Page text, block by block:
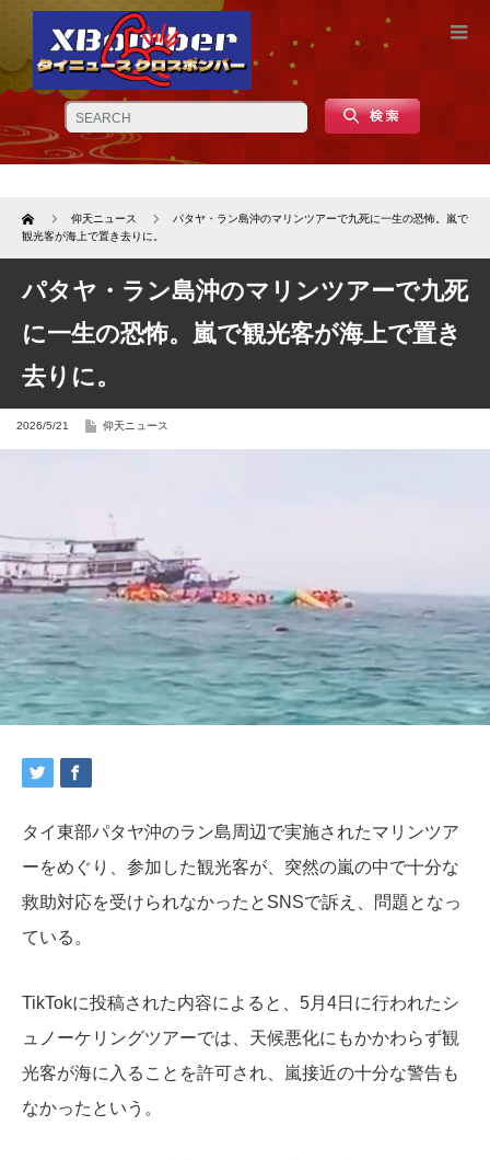
Home 仰天ニュース
パタヤ・ラン島沖のマリンツアーで九死に一生の恐怖。嵐で
観光客が海上で置き去りに。
パタヤ・ラン島沖のマリンツアーで九死
に一生の恐怖。嵐で観光客が海上で置き
去りに。
2026/5/21 仰天ニュース
タイ東部パタヤ沖のラン島周辺で実施されたマリンツア
ーをめぐり、参加した観光客が、突然の嵐の中で十分な
救助対応を受けられなかったとSNSで訴え、問題となっ
ている。
TikTokに投稿された内容によると、5月4日に行われたシ
ュノーケリングツアーでは、天候悪化にもかかわらず観
光客が海に入ることを許可され、嵐接近の十分な警告も
なかったという。